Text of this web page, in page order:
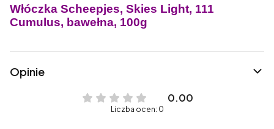
Włóczka Scheepjes, Skies Light, 111
Cumulus, bawełna, 100g
Opinie
0.00
Liczba ocen: 0